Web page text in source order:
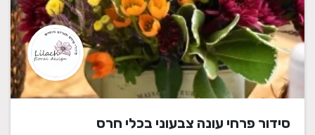
סידור פרחי עונה צבעוני בכלי חרס